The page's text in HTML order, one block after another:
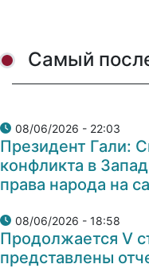
Самый
08/06/2026 - 22:03
Президент Гали:
конфликта в
права народа на
08/06/2026 - 18:58
Продолжается V
представлены